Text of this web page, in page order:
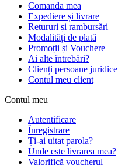
Comanda mea
Expediere și livrare
Retururi și rambursări
Modalități de plată
Promoții și Vouchere
Ai alte întrebări?
Clienți persoane juridice
Contul meu client
Contul meu
Autentificare
Înregistrare
Ți-ai uitat parola?
Unde este livrarea mea?
Valorifică voucherul